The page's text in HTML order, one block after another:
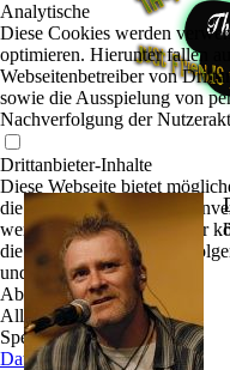
Analytische
Diese Cookies werden
optimieren. Hierunter fallen
Webseitenbetreiber von
sowie die Ausspielung von
Nachverfolgung der
Drittanbieter-Inhalte
Diese Webseite bietet
die von Drittanbietern
werden. Diese Drittanbieter
die Nutzeraktivität zu
und zu optimieren.
Ablehnen
Alle akzeptieren
Speichern
Datenschutz